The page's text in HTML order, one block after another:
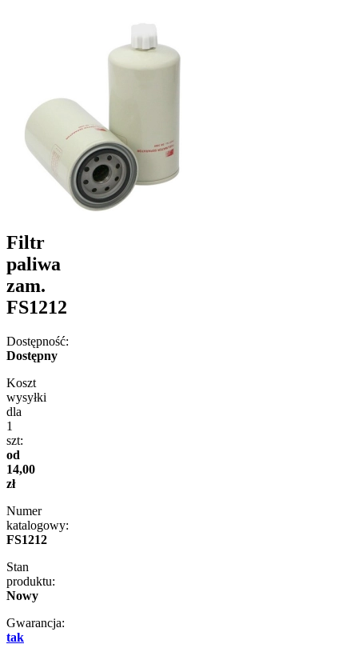
Filtr
paliwa
zam.
FS1212
Dostępność:
Dostępny
Koszt
wysyłki
dla
1
szt:
od
14,00
zł
Numer
katalogowy:
FS1212
Stan
produktu:
Nowy
Gwarancja:
tak